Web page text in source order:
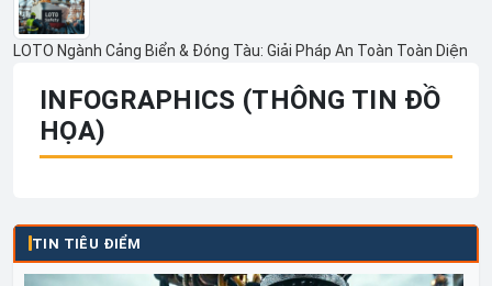
LOTO Ngành Cảng Biển & Đóng Tàu: Giải Pháp An Toàn Toàn Diện
INFOGRAPHICS (THÔNG TIN ĐỒ
HỌA)
TIN TIÊU ĐIỂM